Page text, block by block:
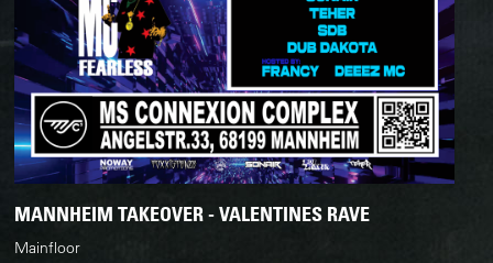
MANNHEIM TAKEOVER - VALENTINES RAVE
Mainfloor